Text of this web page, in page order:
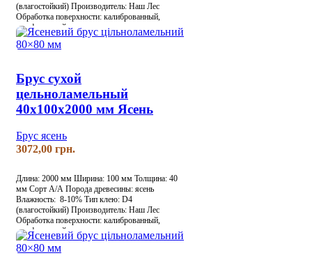
(влагостойкий) Производитель: Наш Лес
Обработка поверхности: калиброванный,
шлифованный
Брус сухой
цельноламельный
40х100х2000 мм Ясень
Брус ясень
грн.
Длина: 2000 мм Ширина: 100 мм Толщина: 40
мм Сорт А/А Порода древесины: ясень
Влажность: 8-10% Тип клею: D4
(влагостойкий) Производитель: Наш Лес
Обработка поверхности: калиброванный,
шлифованный